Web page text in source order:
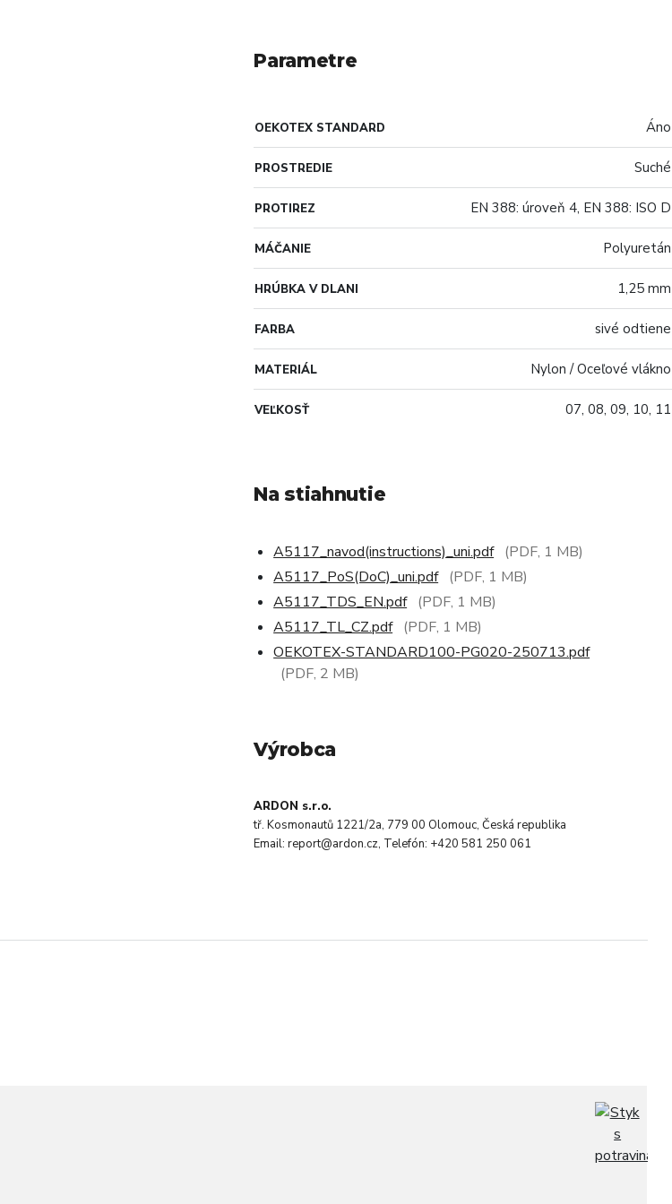
Parametre
OEKOTEX STANDARD Áno
PROSTREDIE Suché
PROTIREZ EN 388: úroveň 4, EN 388: ISO D
MÁČANIE Polyuretán
HRÚBKA V DLANI 1,25 mm
FARBA sivé odtiene
MATERIÁL Nylon / Oceľové vlákno
VEĽKOSŤ 07, 08, 09, 10, 11
Na stiahnutie
A5117_navod(instructions)_uni.pdf (PDF, 1 MB)
A5117_PoS(DoC)_uni.pdf (PDF, 1 MB)
A5117_TDS_EN.pdf (PDF, 1 MB)
A5117_TL_CZ.pdf (PDF, 1 MB)
OEKOTEX-STANDARD100-PG020-250713.pdf
(PDF, 2 MB)
Výrobca
ARDON s.r.o.
tř. Kosmonautů 1221/2a, 779 00 Olomouc, Česká republika
Email: report@ardon.cz, Telefón: +420 581 250 061